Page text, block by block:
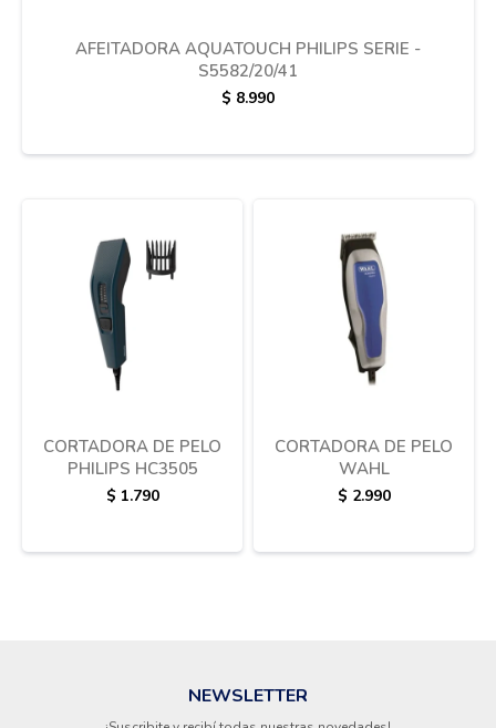
AFEITADORA AQUATOUCH PHILIPS SERIE -
S5582/20/41
$ 8.990
CORTADORA DE PELO
PHILIPS HC3505
$ 1.790
CORTADORA DE PELO
WAHL
$ 2.990
NEWSLETTER
Cuidado personal
Termotanques
Bicicletas y más